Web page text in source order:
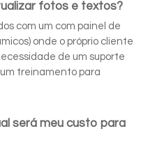
fotos e textos?
com um com painel de
onde o próprio cliente
de um suporte
treinamento para
será meu custo para